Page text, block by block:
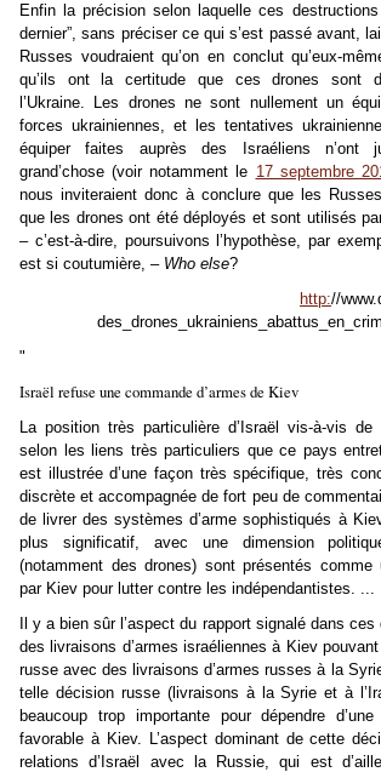
Enfin la précision selon laquelle ces
dernier”, sans préciser ce qui s’est passé avant,
Russes voudraient qu’on en conclut qu’eux-
qu’ils ont la certitude que ces drones sont
l’Ukraine. Les drones ne sont nullement un
forces ukrainiennes, et les tentatives
équiper faites auprès des Israéliens n’ont
grand’chose (voir notamment le 17 septembre
nous inviteraient donc à conclure que les
que les drones ont été déployés et sont utilisés
– c’est-à-dire, poursuivons l’hypothèse, par
est si coutumière, – Who else?
http://
"
Israël refuse une commande d’armes de Kiev
La position très particulière d’Israël vis-à-vis de
selon les liens très particuliers que ce pays
est illustrée d’une façon très spécifique, très
discrète et accompagnée de fort peu de
de livrer des systèmes d’arme sophistiqués à
plus significatif, avec une dimension
(notamment des drones) sont présentés comme
par Kiev pour lutter contre les indépendantistes. ...
Il y a bien sûr l’aspect du rapport signalé dans
des livraisons d’armes israéliennes à Kiev
russe avec des livraisons d’armes russes à la
telle décision russe (livraisons à la Syrie et à
beaucoup trop importante pour dépendre
favorable à Kiev. L’aspect dominant de cette
relations d’Israël avec la Russie, qui est